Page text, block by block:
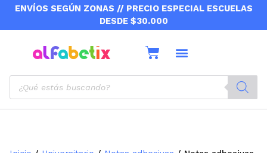
contenido
ENVÍOS SEGÚN ZONAS // PRECIO ESPECIAL ESCUELAS
DESDE $30.000
Cart
Products
search